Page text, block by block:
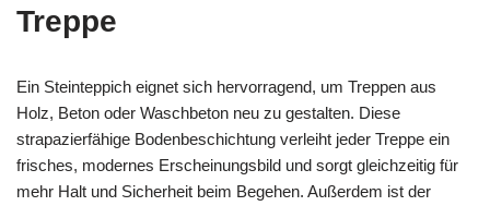
Treppe
Ein Steinteppich eignet sich hervorragend, um Treppen aus
Holz, Beton oder Waschbeton neu zu gestalten. Diese
strapazierfähige Bodenbeschichtung verleiht jeder Treppe ein
frisches, modernes Erscheinungsbild und sorgt gleichzeitig für
mehr Halt und Sicherheit beim Begehen. Außerdem ist der